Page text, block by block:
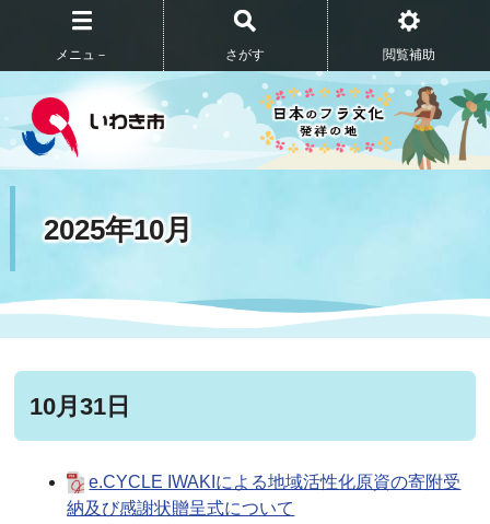
メニュ－ さがす 閲覧補助
2025年10月
10月31日
e.CYCLE IWAKIによる地域活性化原資の寄附受
納及び感謝状贈呈式について